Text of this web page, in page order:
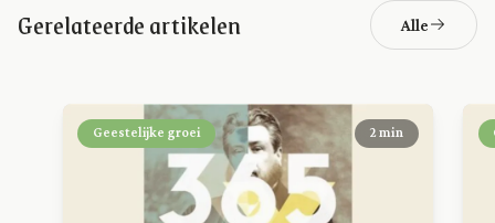
Gerelateerde artikelen Alle
Geestelijke groei 2 min